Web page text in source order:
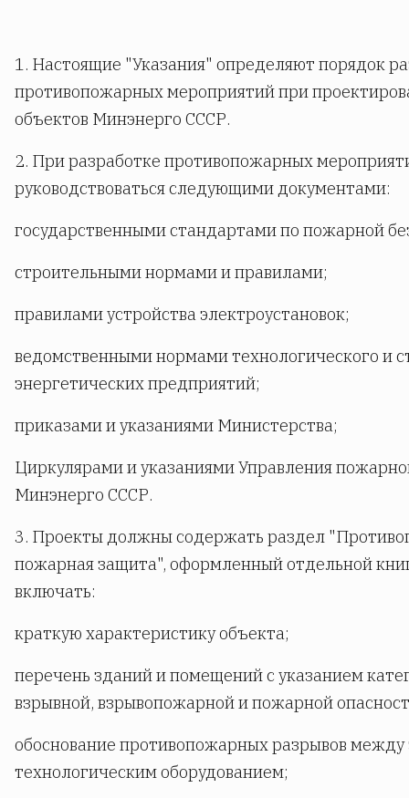
1. Настоящие "Указания" определяют порядок
противопожарных мероприятий при
объектов Минэнерго СССР.
2. При разработке противопожарных
руководствоваться следующими документами:
государственными стандартами по пожарной
строительными нормами и правилами;
правилами устройства электроустановок;
ведомственными нормами технологического и
энергетических предприятий;
приказами и указаниями Министерства;
Циркулярами и указаниями Управления
Минэнерго СССР.
3. Проекты должны содержать раздел
пожарная защита", оформленный отдельной
включать:
краткую характеристику объекта;
перечень зданий и помещений с указанием
взрывной, взрывопожарной и пожарной
обоснование противопожарных разрывов
технологическим оборудованием;